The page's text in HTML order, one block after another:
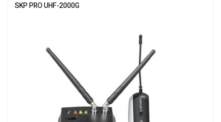
SKP PRO UHF-2000G